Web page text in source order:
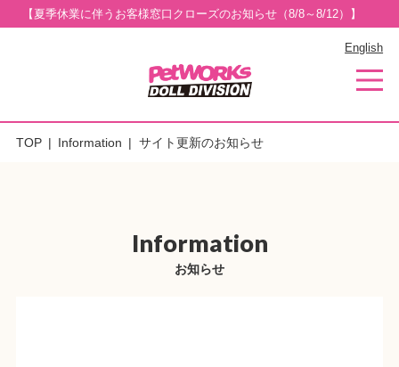
【夏季休業に伴うお客様窓口クローズのお知らせ（8/8～8/12）】
English
TOP Information サイト更新のお知らせ
Information
お知らせ